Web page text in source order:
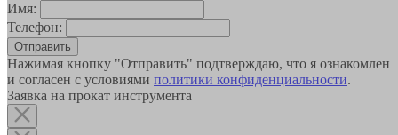
Имя:
Телефон:
Отправить
Нажимая кнопку "Отправить" подтверждаю, что я ознакомлен
и согласен с условиями политики конфиденциальности.
Заявка на прокат инструмента